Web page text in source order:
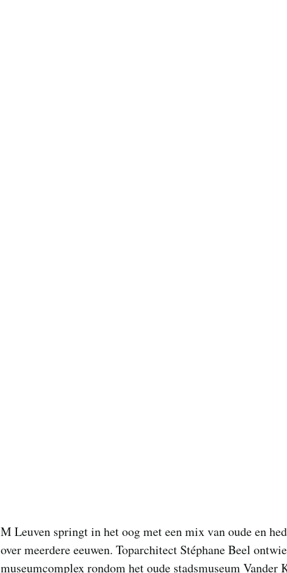
M Leuven springt in het oog met een mix van oude en
over meerdere eeuwen. Toparchitect Stéphane Beel
museumcomplex rondom het oude stadsmuseum Vander